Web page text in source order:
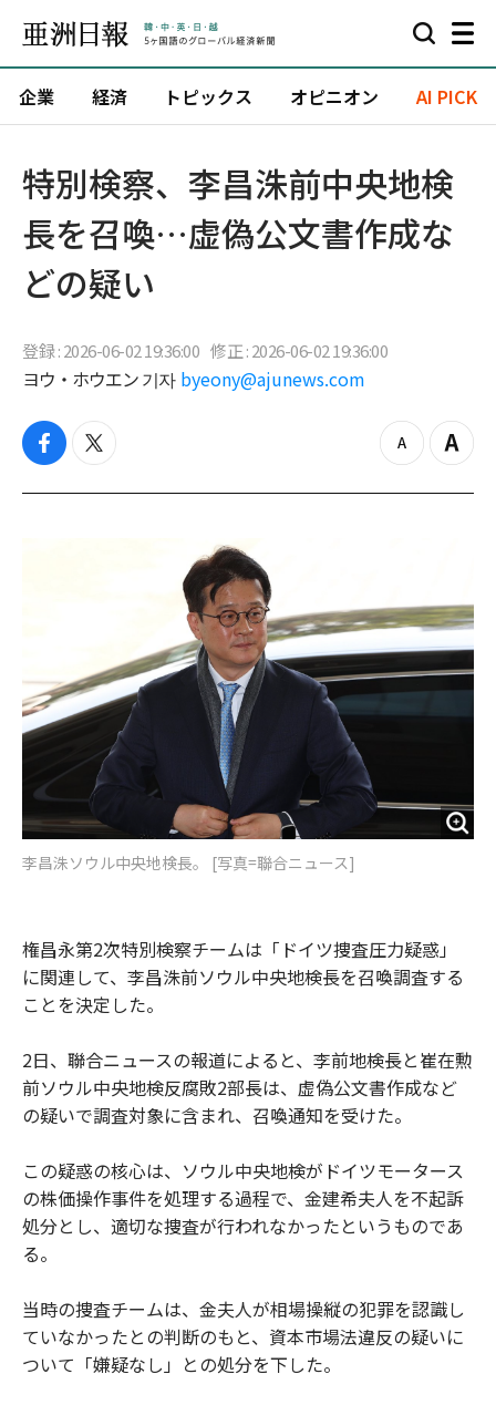
企業 経済 トピックス オピニオン AI PICK
特別検察、李昌洙前中央地検
長を召喚…虚偽公文書作成な
どの疑い
登録 : 2026-06-02 19:36:00 修正 : 2026-06-02 19:36:00
ヨウ・ホウエン 기자 byeony@ajunews.com
f
c
t
i
z
o
Z
o
李昌洙ソウル中央地検長。 [写真=聯合ニュース]
権昌永第2次特別検察チームは「ドイツ捜査圧力疑惑」
に関連して、李昌洙前ソウル中央地検長を召喚調査する
ことを決定した。
2日、聯合ニュースの報道によると、李前地検長と崔在勲
前ソウル中央地検反腐敗2部長は、虚偽公文書作成など
の疑いで調査対象に含まれ、召喚通知を受けた。
この疑惑の核心は、ソウル中央地検がドイツモータース
の株価操作事件を処理する過程で、金建希夫人を不起訴
処分とし、適切な捜査が行われなかったというものであ
る。
当時の捜査チームは、金夫人が相場操縦の犯罪を認識し
ていなかったとの判断のもと、資本市場法違反の疑いに
ついて「嫌疑なし」との処分を下した。